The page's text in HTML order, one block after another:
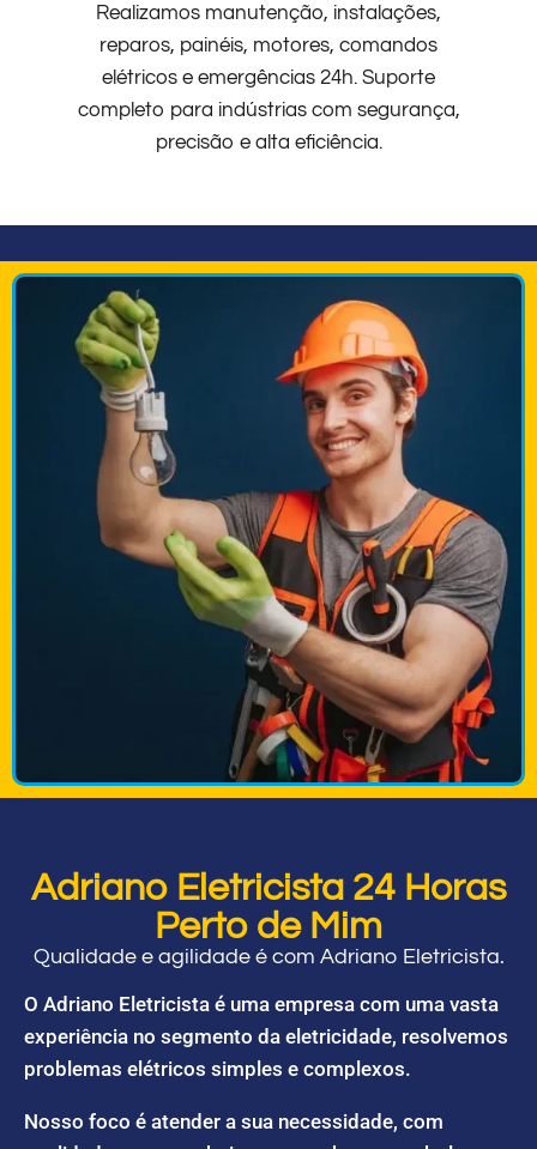
Realizamos manutenção, instalações,
reparos, painéis, motores, comandos
elétricos e emergências 24h. Suporte
completo para indústrias com segurança,
precisão e alta eficiência.
Adriano Eletricista 24 Horas
Perto de Mim
Qualidade e agilidade é com Adriano Eletricista.
O Adriano Eletricista é uma empresa com uma vasta
experiência no segmento da eletricidade, resolvemos
problemas elétricos simples e complexos.
Nosso foco é atender a sua necessidade, com